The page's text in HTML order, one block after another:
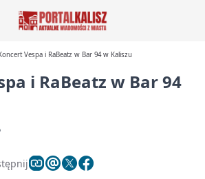
Vespa i RaBeatz w Bar 94 w Kaliszu
i RaBeatz w Bar 94